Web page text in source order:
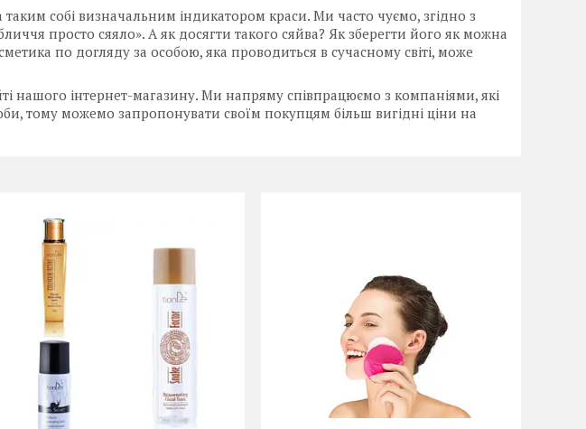
собі визначальним індикатором краси. Ми часто чуємо, згідно з
просто сяяло». А як досягти такого сяйва? Як зберегти його як можна
по догляду за особою, яка проводиться в сучасному світі, може
нашого інтернет-магазину. Ми напряму співпрацюємо з компаніями, які
тому можемо запропонувати своїм покупцям більш вигідні ціни на